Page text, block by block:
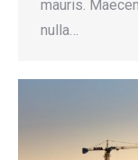
mauris.
nulla…